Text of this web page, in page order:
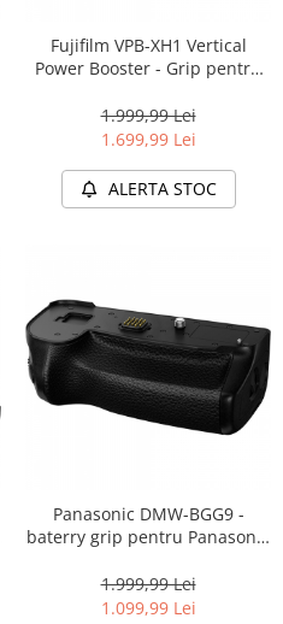
Fujifilm VPB-XH1 Vertical
Power Booster - Grip pentru
1.999,99 Lei
1.699,99 Lei
ALERTA STOC
Panasonic DMW-BGG9 -
baterry grip pentru Panasonic
1.999,99 Lei
1.099,99 Lei